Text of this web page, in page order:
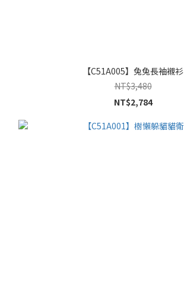
【C51A005】兔兔長袖襯衫
NT$3,480
NT$2,784